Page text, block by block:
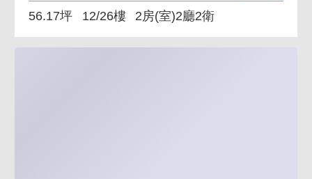
56.17坪 12/26樓 2房(室)2廳2衛